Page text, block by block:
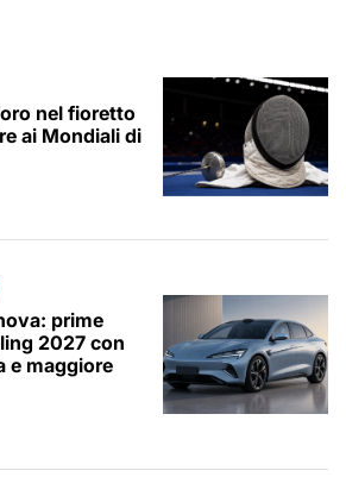
nel fioretto
ai Mondiali di
prime
2027 con
e maggiore